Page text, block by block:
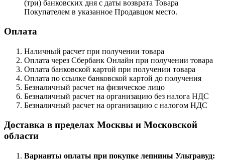
(три) банковских дня с даты возврата Товара
Покупателем в указанное Продавцом место.
Оплата
Наличный расчет при получении товара
Оплата через Сбербанк Онлайн при получении товара
Оплата банковской картой при получении товара
Оплата по ссылке банковской картой до получения
Безналичный расчет на физическое лицо
Безналичный расчет на организацию без налога НДС
Безналичный расчет на организацию с налогом НДС
Доставка в пределах Москвы и Московской
области
Варианты оплаты при покупке лепнины Ультравуд: